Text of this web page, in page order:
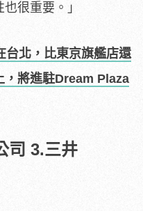
很重要。」
台北，比東京旗艦店還
，將進駐Dream Plaza
司 3.三井